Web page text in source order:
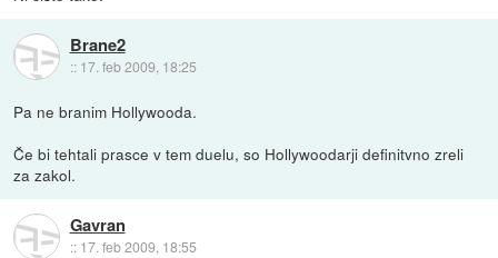
Brane2
:: 17. feb 2009, 18:25
Pa ne branim Hollywooda.
Če bi tehtali prasce v tem duelu, so Hollywoodarji definitvno zreli
za zakol.
Gavran
:: 17. feb 2009, 18:55